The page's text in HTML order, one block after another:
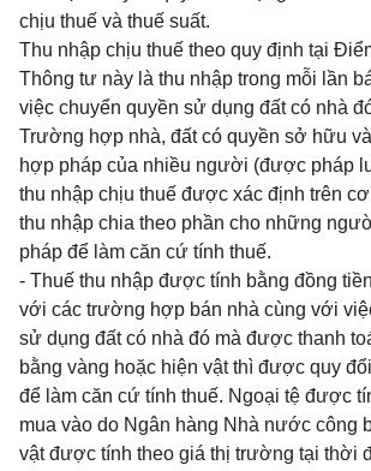
chịu thuế và thuế suất.
Thu nhập chịu thuế theo quy định tại
Thông tư này là thu nhập trong mỗi lần
việc chuyển quyền sử dụng đất có nhà
Trường hợp nhà, đất có quyền sở hữu
hợp pháp của nhiều người (được pháp
thu nhập chịu thuế được xác định trên
thu nhập chia theo phần cho những
pháp để làm căn cứ tính thuế.
- Thuế thu nhập được tính bằng đồng
với các trường hợp bán nhà cùng với
sử dụng đất có nhà đó mà được thanh
bằng vàng hoặc hiện vật thì được quy
để làm căn cứ tính thuế. Ngoại tệ được
mua vào do Ngân hàng Nhà nước công
vật được tính theo giá thị trường tại thời